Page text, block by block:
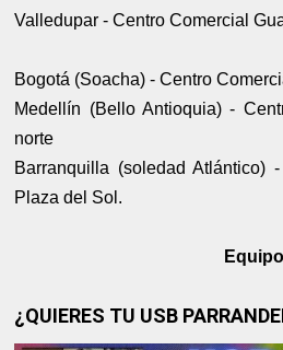
Valledupar - Centro Comercial
Bogotá (Soacha) - Centro
Medellín (Bello Antioquia) -
norte
Barranquilla (soledad Atlántico)
Plaza del Sol.
¿QUIERES TU USB